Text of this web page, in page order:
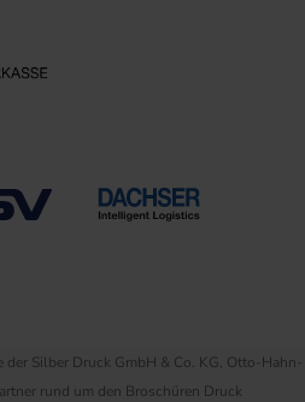
Silber Druck GmbH & Co. KG, Otto-Hahn-
rund um den Broschüren Druck